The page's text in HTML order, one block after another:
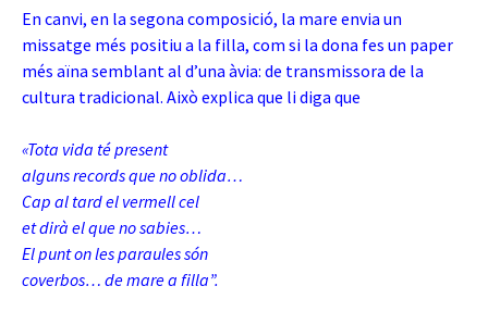
En canvi, en la segona composició, la mare envia un
missatge més positiu a la filla, com si la dona fes un paper
més aïna semblant al d’una àvia: de transmissora de la
cultura tradicional. Això explica que li diga que
«Tota vida té present
alguns records que no oblida…
Cap al tard el vermell cel
et dirà el que no sabies…
El punt on les paraules són
coverbos… de mare a filla”.